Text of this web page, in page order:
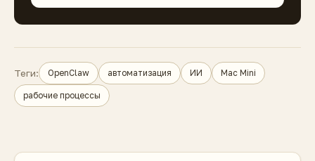
Теги: OpenClaw автоматизация ИИ Mac Mini
рабочие процессы